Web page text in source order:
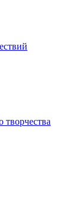
творчества